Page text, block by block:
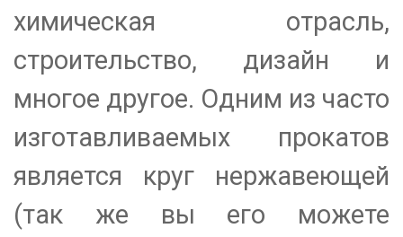
химическая отрасль,
строительство, дизайн и
многое другое. Одним из часто
изготавливаемых прокатов
является круг нержавеющей
(так же вы его можете